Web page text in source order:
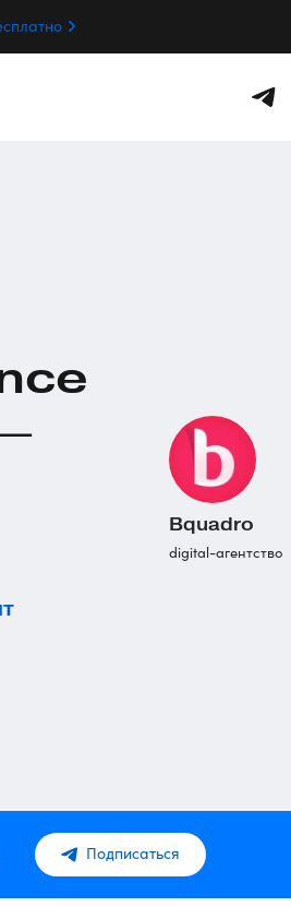
Bquadro
digital-агентство
Подписаться